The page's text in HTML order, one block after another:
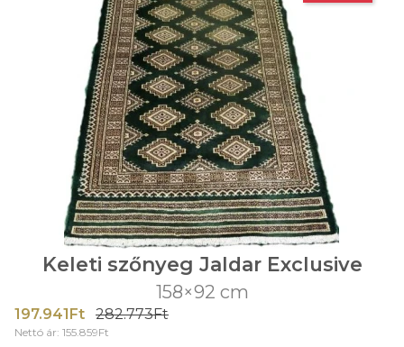
Keleti szőnyeg Jaldar Exclusive
158×92 cm
197.941Ft 282.773Ft
Nettó ár: 155.859Ft